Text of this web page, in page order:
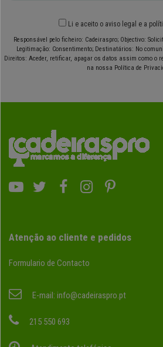
Li e aceito o aviso legal e a
Responsável pelo ficheiro: Cadeiraspro; Objectivo:
Legitimação: Consentimento; Destinatários: No
Direitos: Aceder, retificar, apagar os datos assim como o
na nossa Política de
Atenção ao cliente e pedidos
Formulario de Contacto
E-mail: info@cadeiraspro.pt
215 550 693